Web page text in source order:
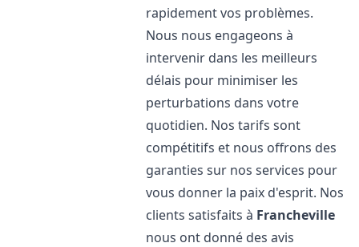
rapidement vos problèmes.
Nous nous engageons à
intervenir dans les meilleurs
délais pour minimiser les
perturbations dans votre
quotidien. Nos tarifs sont
compétitifs et nous offrons des
garanties sur nos services pour
vous donner la paix d'esprit. Nos
clients satisfaits à Francheville
nous ont donné des avis